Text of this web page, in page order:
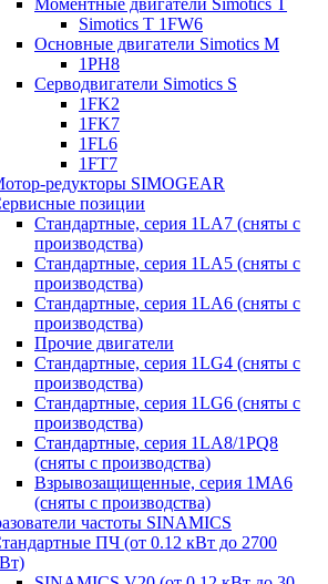
Моментные двигатели Simotics T
Simotics T 1FW6
Основные двигатели Simotics M
1PH8
Серводвигатели Simotics S
1FK2
1FK7
1FL6
1FT7
редукторы SIMOGEAR
позиции
Стандартные, серия 1LA7 (сняты с
производства)
Стандартные, серия 1LA5 (сняты с
производства)
Стандартные, серия 1LA6 (сняты с
производства)
Прочие двигатели
Стандартные, серия 1LG4 (сняты с
производства)
Стандартные, серия 1LG6 (сняты с
производства)
Стандартные, серия 1LA8/1PQ8
(сняты с производства)
Взрывозащищенные, серия 1MA6
(сняты с производства)
частоты SINAMICS
ПЧ (от 0.12 кВт до 2700